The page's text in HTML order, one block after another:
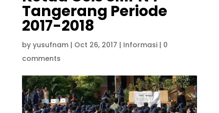
Tangerang Periode
2017-2018
by yusufnam| Oct 26, 2017 | Informasi| 0
comments